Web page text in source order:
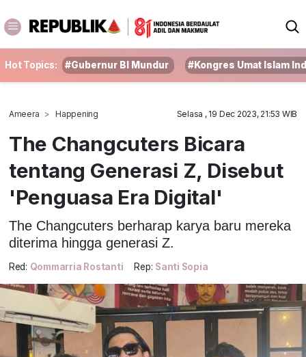
Hot Topics: #Gubernur BI Mundur #Kongres Umat Islam
Ameera Happening Selasa , 19 Dec 2023, 21:53 WIB
The Changcuters Bicara
tentang Generasi Z, Disebut
'Penguasa Era Digital'
The Changcuters berharap karya baru mereka
diterima hingga generasi Z.
Red: Qommarria Rostanti Rep: Santi Sopia